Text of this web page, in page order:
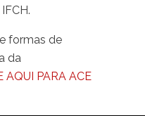
formas de
da
AQUI PARA ACE